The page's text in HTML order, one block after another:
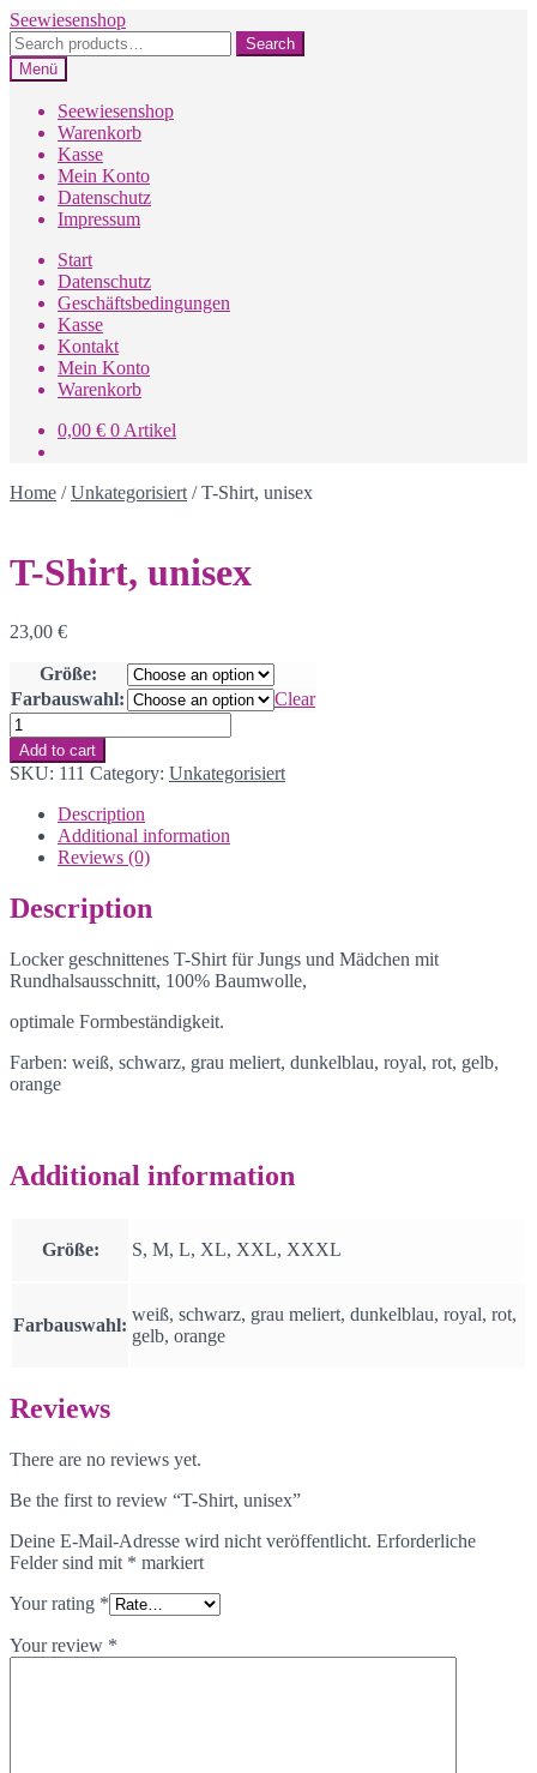
Zur
Navigation
springen
Zum
Inhalt
springen
Seewiesenshop
Search
for:
Search
Menü
Seewiesenshop
Warenkorb
Kasse
Mein Konto
Datenschutz
Impressum
Start
Datenschutz
Geschäftsbedingungen
Kasse
Kontakt
Mein Konto
Warenkorb
0,00 € 0 Artikel
Home /Unkategorisiert /T-Shirt, unisex
T-Shirt, unisex
23,00 €
Größe:
Farbauswahl:
Clear
T-
Shirt,
unisex
quantity
Add to cart
SKU: 111 Category: Unkategorisiert
Description
Additional information
Reviews (0)
Description
Locker geschnittenes T-Shirt für Jungs und Mädchen mit
Rundhalsausschnitt, 100% Baumwolle,
optimale Formbeständigkeit.
Farben: weiß, schwarz, grau meliert, dunkelblau, royal, rot, gelb,
orange
Additional information
Größe: S, M, L, XL, XXL, XXXL
Farbauswahl:
weiß, schwarz, grau meliert, dunkelblau, royal, rot,
gelb, orange
Reviews
There are no reviews yet.
Be the first to review “T-Shirt, unisex”
Deine E-Mail-Adresse wird nicht veröffentlicht. Erforderliche
Felder sind mit * markiert
Your rating *
Your review *